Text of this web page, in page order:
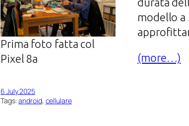
Prima foto fatta col
Pixel 8a
modello a
(more…)
6 July 2025
Tags:android, cellulare